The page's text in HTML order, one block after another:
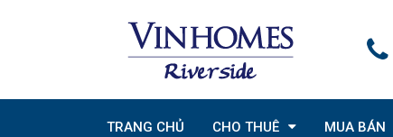
TRANG CHỦ CHO THUÊ MUA BÁN